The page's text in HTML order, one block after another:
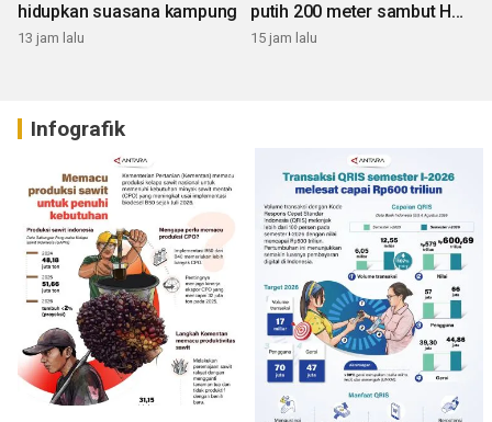
hidupkan suasana kampung
13 jam lalu
putih 200 meter sambut HUT
RI
15 jam lalu
Infografik